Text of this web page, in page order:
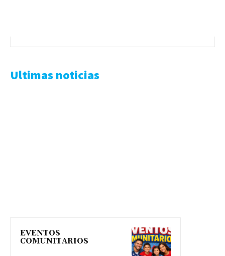
Ultimas noticias
EVENTOS
COMUNITARIOS